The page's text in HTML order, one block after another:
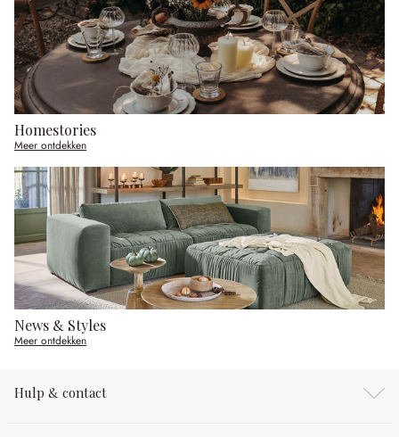
Homestories
Meer ontdekken
News & Styles
Meer ontdekken
Hulp & contact